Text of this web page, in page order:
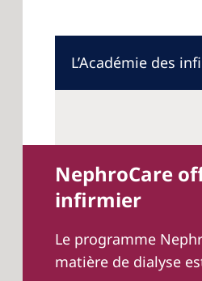
L’Académie des
NephroCare
infirmier
Le programme
matière de dialyse